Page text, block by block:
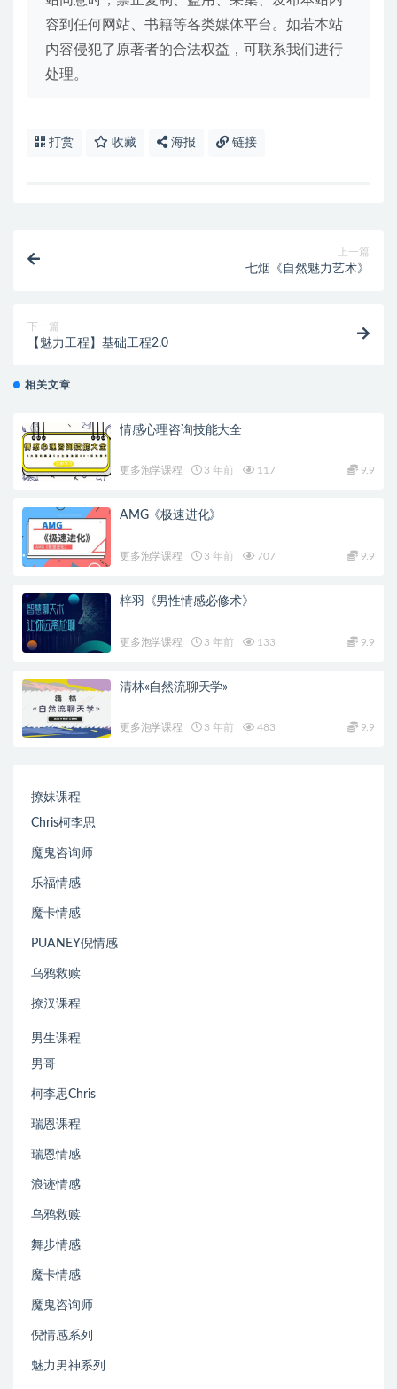
容到任何网站、书籍等各类媒体平台。如若本站
内容侵犯了原著者的合法权益，可联系我们进行
处理。
打赏 收藏 海报 链接
上一篇
七烟《自然魅力艺术》
下一篇
【魅力工程】基础工程2.0
相关文章
情感心理咨询技能大全
更多泡学课程 3 年前 117 9.9
AMG《极速进化》
更多泡学课程 3 年前 707 9.9
梓羽《男性情感必修术》
更多泡学课程 3 年前 133 9.9
清林«自然流聊天学»
更多泡学课程 3 年前 483 9.9
撩妹课程
Chris柯李思
魔鬼咨询师
乐福情感
魔卡情感
PUANEY倪情感
乌鸦救赎
撩汉课程
男生课程
男哥
柯李思Chris
瑞恩课程
瑞恩情感
浪迹情感
乌鸦救赎
舞步情感
魔卡情感
魔鬼咨询师
倪情感系列
魅力男神系列